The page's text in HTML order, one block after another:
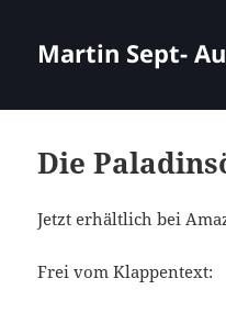
Martin Sept-
Die
Jetzt erhältlich bei
Frei vom Klappentext: